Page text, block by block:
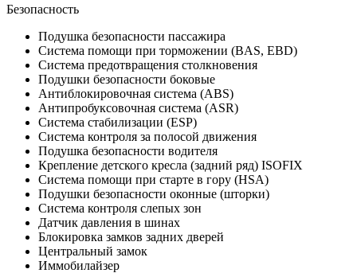
Безопасность
Подушка безопасности пассажира
Система помощи при торможении (BAS, EBD)
Система предотвращения столкновения
Подушки безопасности боковые
Антиблокировочная система (ABS)
Антипробуксовочная система (ASR)
Система стабилизации (ESP)
Система контроля за полосой движения
Подушка безопасности водителя
Крепление детского кресла (задний ряд) ISOFIX
Система помощи при старте в гору (HSA)
Подушки безопасности оконные (шторки)
Система контроля слепых зон
Датчик давления в шинах
Блокировка замков задних дверей
Центральный замок
Иммобилайзер